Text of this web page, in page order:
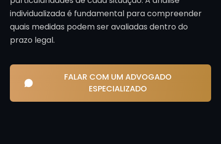
individualizada é fundamental para compreender
quais medidas podem ser avaliadas dentro do
prazo legal.
FALAR COM UM ADVOGADO
ESPECIALIZADO